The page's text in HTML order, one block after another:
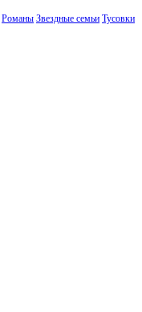
Романы Звездные семьи Тусовки